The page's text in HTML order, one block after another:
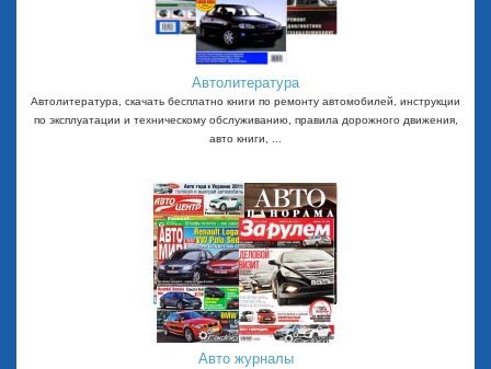
Автолитература
Автолитература, скачать бесплатно книги по ремонту автомобилей, инструкции
по эксплуатации и техническому обслуживанию, правила дорожного движения,
авто книги, ...
Авто журналы